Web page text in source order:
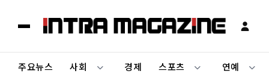
주요뉴스 사회 경제 스포츠 연예